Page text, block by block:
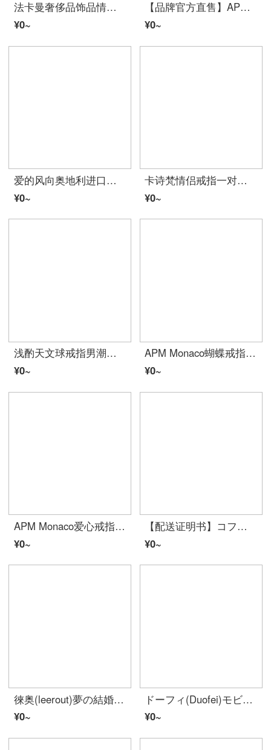
法卡曼奢侈品饰品情侣戒指女一对戒999银素男活口订婚求婚简约镶钻纪念生日贈り物送ガールフレンド老婆
¥0~
【品牌官方直售】APM Monaco高级几何戒指女轻奢个性高级关节戒Z字指环贈り物女 经典银镶晶钻54
¥0~
爱的风向奥地利进口锆石情侣戒指女一对对戒小众设计女性时尚个性求婚结婚送ガールフレンド送老婆送闺蜜バレンタイン・デー生日贈り物 奥地利进口锆石情侣戒指【免费刻字+永生花礼盒】
¥0~
卡诗梵情侣戒指一对男女对戒爱心时尚宝石品开口定制可調節520バレンタイン・デー贈り物生日定情信物结婚纪念日送ガールフレンド 【免费刻字】爱无止境对戒（可分地址发货）
¥0~
浅酌天文球戒指男潮流学生单身翻转变形宇宙球韩版复古创意情侣戒指潮网红霸气潮男生日贈り物 银色 默认中号【要大号或小号请备注】
¥0~
APM Monaco蝴蝶戒指银白色送ガールフレンド气质戒指时尚前卫 54码
¥0~
APM Monaco爱心戒指玫瑰金色简约时尚戒指前卫 玫瑰金 58码
¥0~
【配送证明书】コフニS 999シルバーブルーユーカリと鸟カップルの指轮一对女男子款小众设计感軽奢対戒简约気质バースデープレゼントガルフレッドブルーユーカリと鸟カップルの対戒
¥0~
徠奥(leerout)夢の結婚式カップル指輪一対の女性925銀軽奢小衆デザイン刻字開口指輪誕生日プレゼントガールフレンド夢の結婚式【ギフトボックス包装順豊出荷】
¥0~
ドーフィ(Duofei)モビウスダイヤモンドプラチナリングpt 950プラチナプロポーズ活口カップル対戒結婚記念日バレンタイン・デイプレゼントガルフレッド妻モビウスダイヤモンドカップル対戒【美しいギフトボックス/無料刻字】
¥0~